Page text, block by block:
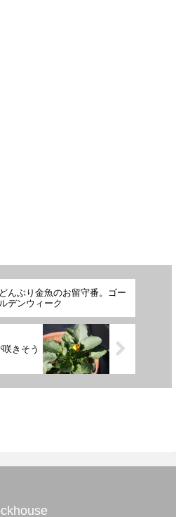
どんぶり金魚のお留守番。ゴー
ルデンウィーク
きそう